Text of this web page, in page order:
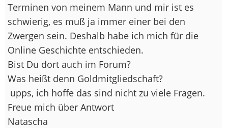
Terminen von meinem Mann und mir ist es
schwierig, es muß ja immer einer bei den
Zwergen sein. Deshalb habe ich mich für die
Online Geschichte entschieden.
Bist Du dort auch im Forum?
Was heißt denn Goldmitgliedschaft?
upps, ich hoffe das sind nicht zu viele Fragen.
Freue mich über Antwort
Natascha